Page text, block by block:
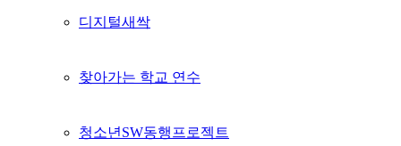
디지털새싹
찾아가는 학교 연수
청소년SW동행프로젝트